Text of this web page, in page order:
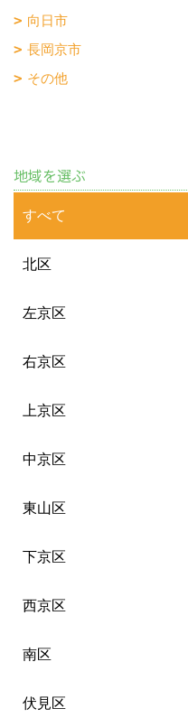
向日市
長岡京市
その他
地域を選ぶ
すべて
北区
左京区
右京区
上京区
中京区
東山区
下京区
西京区
南区
伏見区